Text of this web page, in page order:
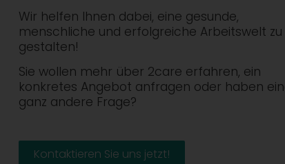
Wir helfen Ihnen dabei, eine gesunde,
menschliche und erfolgreiche Arbeitswelt zu
gestalten!
Sie wollen mehr über 2care erfahren, ein
konkretes Angebot anfragen oder haben
ganz andere Frage?
Kontaktieren Sie uns jetzt!